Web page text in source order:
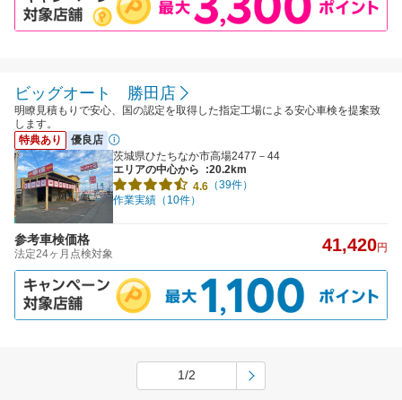
ビッグオート 勝田店
明瞭見積もりで安心、国の認定を取得した指定工場による安心車検を提案致
します。
特典あり
優良店
茨城県ひたちなか市高場2477－44
エリアの中心から
:20.2km
4.6 （39件）
作業実績（10件）
参考車検価格
法定24ヶ月点検対象 41,420円
1/2